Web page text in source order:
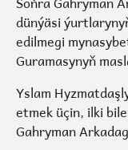
dünýäsi
edilmegi
Guramasynyň
Yslam
etmek üçin, ilki
Gahryman